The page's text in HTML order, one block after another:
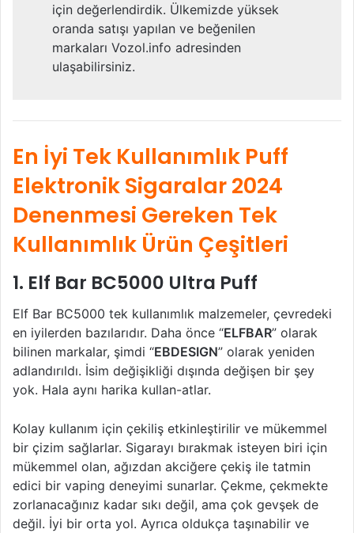
için değerlendirdik. Ülkemizde yüksek
oranda satışı yapılan ve beğenilen
markaları Vozol.info adresinden
ulaşabilirsiniz.
En İyi Tek Kullanımlık Puff
Elektronik Sigaralar 2024
Denenmesi Gereken Tek
Kullanımlık Ürün Çeşitleri
1. Elf Bar BC5000 Ultra Puff
Elf Bar BC5000 tek kullanımlık malzemeler, çevredeki
en iyilerden bazılarıdır. Daha önce “ELFBAR” olarak
bilinen markalar, şimdi “EBDESIGN” olarak yeniden
adlandırıldı. İsim değişikliği dışında değişen bir şey
yok. Hala aynı harika kullan-atlar.
Kolay kullanım için çekiliş etkinleştirilir ve mükemmel
bir çizim sağlarlar. Sigarayı bırakmak isteyen biri için
mükemmel olan, ağızdan akciğere çekiş ile tatmin
edici bir vaping deneyimi sunarlar. Çekme, çekmekte
zorlanacağınız kadar sıkı değil, ama çok gevşek de
değil. İyi bir orta yol. Ayrıca oldukça taşınabilir ve